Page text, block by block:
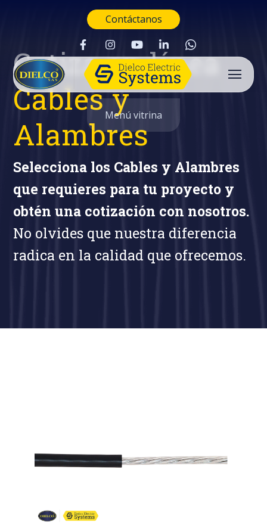
Contáctanos
Buscar
Menú vitrina
Cotiza en línea
Cables y
Alambres
Selecciona los Cables y Alambres
que requieres para tu proyecto y
obtén una cotización con nosotros.
No olvides que nuestra diferencia
radica en la calidad que ofrecemos.